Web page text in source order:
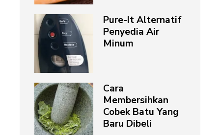
Pure-It Alternatif
Penyedia Air
Minum
Cara
Membersihkan
Cobek Batu Yang
Baru Dibeli